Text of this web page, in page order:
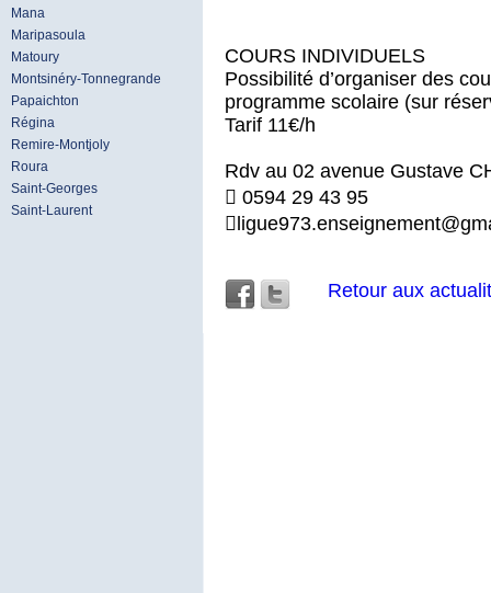
Mana
Maripasoula
Matoury
Montsinéry-Tonnegrande
Papaichton
Régina
Remire-Montjoly
Roura
Saint-Georges
Saint-Laurent
COURS INDIVIDUELS
Possibilité d’organiser des
programme scolaire (sur
Tarif 11€/h
Rdv au 02 avenue Gustave
 0594 29 43 95
Retour aux